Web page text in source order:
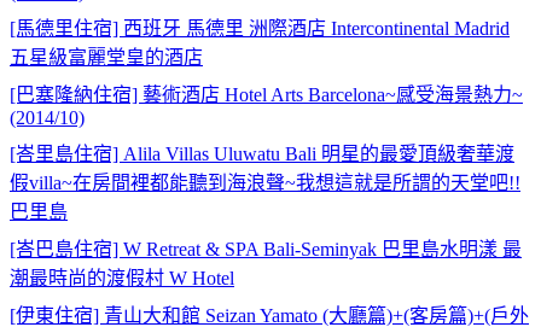
[馬德里住宿] 西班牙 馬德里 洲際酒店 Intercontinental Madrid
五星級富麗堂皇的酒店
[巴塞隆納住宿] 藝術酒店 Hotel Arts Barcelona~感受海景熱力~
(2014/10)
[峇里島住宿] Alila Villas Uluwatu Bali 明星的最愛頂級奢華渡
假villa~在房間裡都能聽到海浪聲~我想這就是所謂的天堂吧!!
巴里島
[峇巴島住宿] W Retreat & SPA Bali-Seminyak 巴里島水明漾 最
潮最時尚的渡假村 W Hotel
[伊東住宿] 青山大和館 Seizan Yamato (大廳篇)+(客房篇)+(戶外